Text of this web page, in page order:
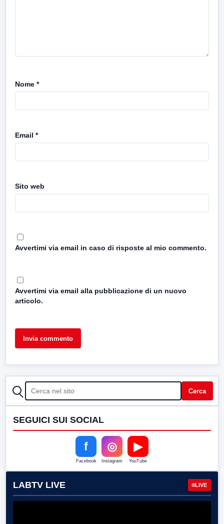
Nome *
Email *
Sito web
Avvertimi via email in caso di risposte al mio commento.
Avvertimi via email alla pubblicazione di un nuovo
articolo.
CERCA Cerca
SEGUICI SUI SOCIAL
f
Facebook
◎
Instagram
▶
YouTube
LABTV LIVE LIVE